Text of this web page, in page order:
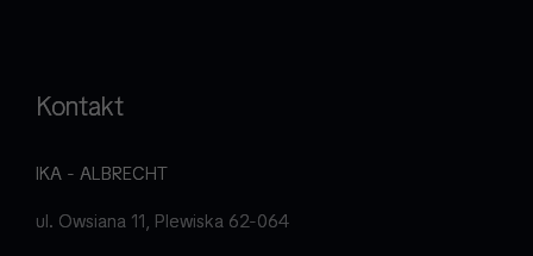
Kontakt
IKA - ALBRECHT
ul. Owsiana 11, Plewiska 62-064